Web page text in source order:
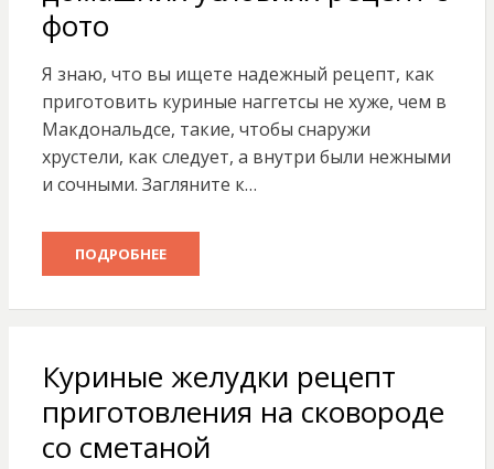
фото
Я знаю, что вы ищете надежный рецепт, как
приготовить куриные наггетсы не хуже, чем в
Макдональдсе, такие, чтобы снаружи
хрустели, как следует, а внутри были нежными
и сочными. Загляните к…
ПОДРОБНЕЕ
Куриные желудки рецепт
приготовления на сковороде
со сметаной